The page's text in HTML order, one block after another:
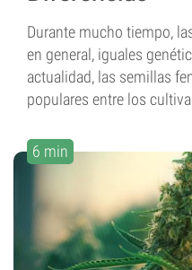
Durante mucho tiempo,
en general, iguales
actualidad, las semillas
populares entre los
6 min